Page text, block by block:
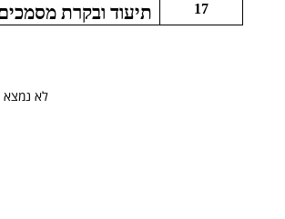
17 תיעוד ובקרת